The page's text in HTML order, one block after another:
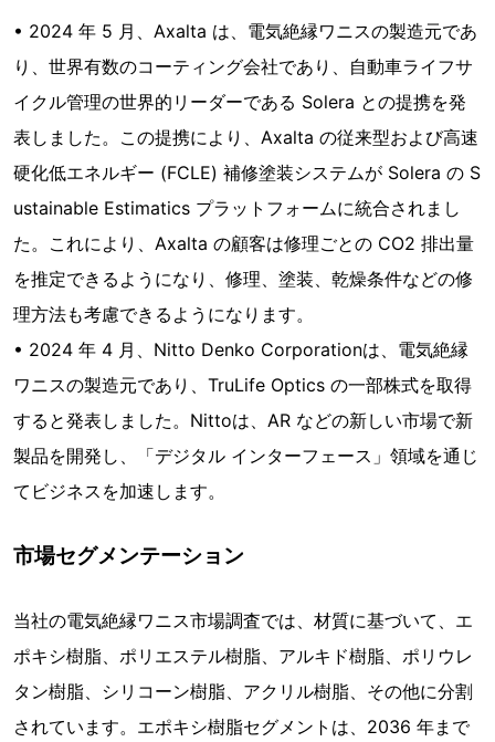
• 2024 年 5 月、Axalta は、電気絶縁ワニスの製造元であ
り、世界有数のコーティング会社であり、自動車ライフサ
イクル管理の世界的リーダーである Solera との提携を発
表しました。この提携により、Axalta の従来型および高速
硬化低エネルギー (FCLE) 補修塗装システムが Solera の S
ustainable Estimatics プラットフォームに統合されまし
た。これにより、Axalta の顧客は修理ごとの CO2 排出量
を推定できるようになり、修理、塗装、乾燥条件などの修
理方法も考慮できるようになります。
• 2024 年 4 月、Nitto Denko Corporationは、電気絶縁
ワニスの製造元であり、TruLife Optics の一部株式を取得
すると発表しました。Nittoは、AR などの新しい市場で新
製品を開発し、「デジタル インターフェース」領域を通じ
てビジネスを加速します。
市場セグメンテーション
当社の電気絶縁ワニス市場調査では、材質に基づいて、エ
ポキシ樹脂、ポリエステル樹脂、アルキド樹脂、ポリウレ
タン樹脂、シリコーン樹脂、アクリル樹脂、その他に分割
されています。エポキシ樹脂セグメントは、2036 年まで